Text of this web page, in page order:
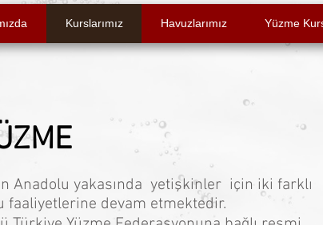
Kurslarımız Havuzlarımız Yüzme
Anadolu yakasında yetişkinler için iki farklı
faaliyetlerine devam etmektedir.